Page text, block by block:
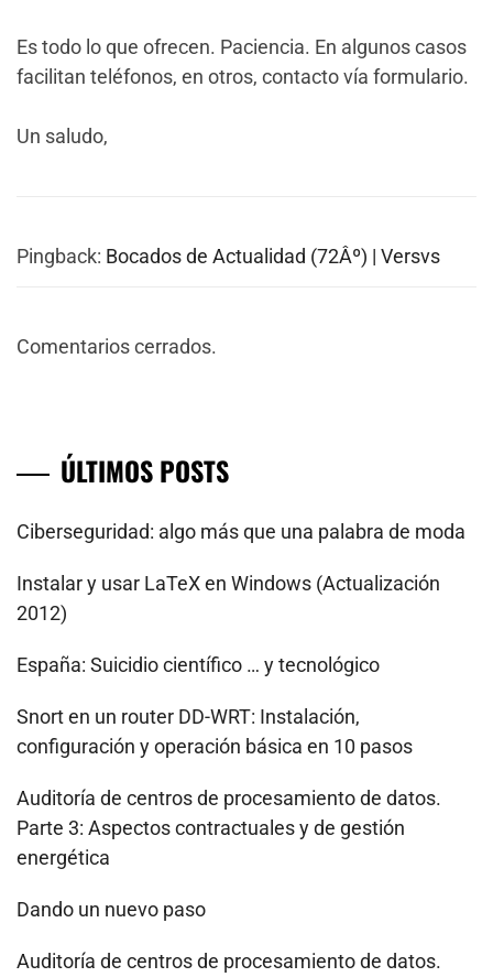
Es todo lo que ofrecen. Paciencia. En algunos casos
facilitan teléfonos, en otros, contacto vía formulario.
Un saludo,
Pingback: Bocados de Actualidad (72Âº) | Versvs
Comentarios cerrados.
ÚLTIMOS POSTS
Ciberseguridad: algo más que una palabra de moda
Instalar y usar LaTeX en Windows (Actualización
2012)
España: Suicidio científico … y tecnológico
Snort en un router DD-WRT: Instalación,
configuración y operación básica en 10 pasos
Auditoría de centros de procesamiento de datos.
Parte 3: Aspectos contractuales y de gestión
energética
Dando un nuevo paso
Auditoría de centros de procesamiento de datos.